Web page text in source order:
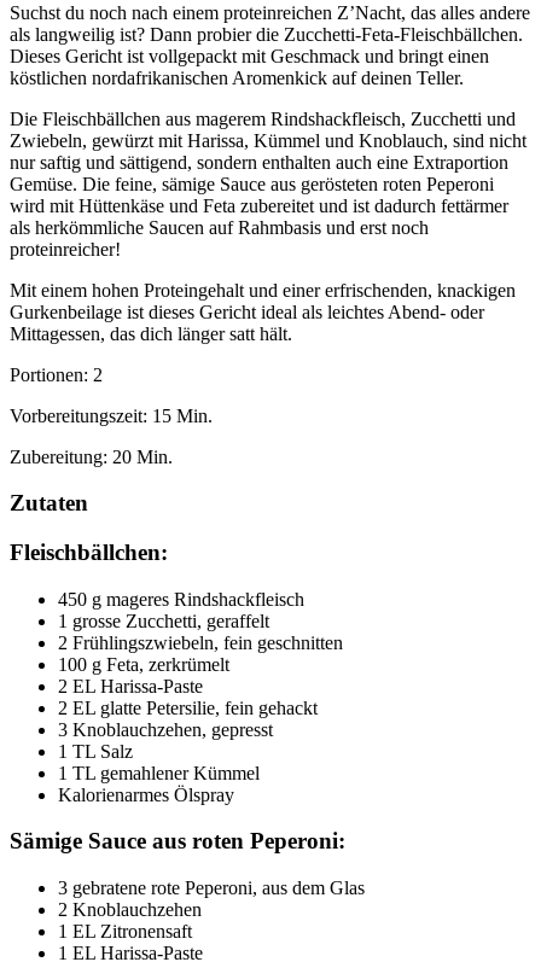
Suchst du noch nach einem proteinreichen Z’Nacht, das alles andere
als langweilig ist? Dann probier die Zucchetti-Feta-Fleischbällchen.
Dieses Gericht ist vollgepackt mit Geschmack und bringt einen
köstlichen nordafrikanischen Aromenkick auf deinen Teller.
Die Fleischbällchen aus magerem Rindshackfleisch, Zucchetti und
Zwiebeln, gewürzt mit Harissa, Kümmel und Knoblauch, sind nicht
nur saftig und sättigend, sondern enthalten auch eine Extraportion
Gemüse. Die feine, sämige Sauce aus gerösteten roten Peperoni
wird mit Hüttenkäse und Feta zubereitet und ist dadurch fettärmer
als herkömmliche Saucen auf Rahmbasis und erst noch
proteinreicher!
Mit einem hohen Proteingehalt und einer erfrischenden, knackigen
Gurkenbeilage ist dieses Gericht ideal als leichtes Abend- oder
Mittagessen, das dich länger satt hält.
Portionen: 2
Vorbereitungszeit: 15 Min.
Zubereitung: 20 Min.
Zutaten
Fleischbällchen:
450 g mageres Rindshackfleisch
1 grosse Zucchetti, geraffelt
2 Frühlingszwiebeln, fein geschnitten
100 g Feta, zerkrümelt
2 EL Harissa-Paste
2 EL glatte Petersilie, fein gehackt
3 Knoblauchzehen, gepresst
1 TL Salz
1 TL gemahlener Kümmel
Kalorienarmes Ölspray
Sämige Sauce aus roten Peperoni:
3 gebratene rote Peperoni, aus dem Glas
2 Knoblauchzehen
1 EL Zitronensaft
1 EL Harissa-Paste